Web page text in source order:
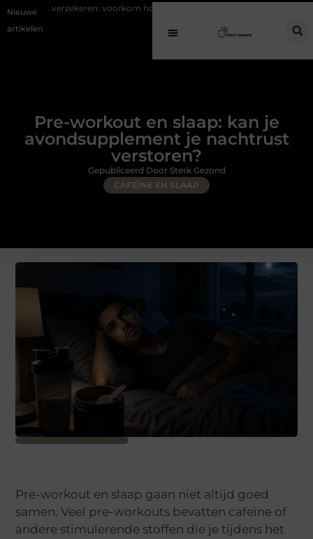
Nieuwe
artikelen
voorkom hoge kosten bij diefstal en schade
Pre-workout en slaap: kan je
avondsupplement je nachtrust
verstoren?
CAFEÏNE EN SLAAP
Gepubliceerd Door Sterk Gezond
Pre-workout en slaap gaan niet altijd goed
samen. Veel pre-workouts bevatten cafeïne of
andere stimulerende stoffen die je tijdens het